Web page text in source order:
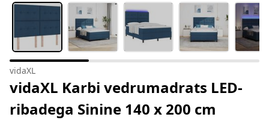
vidaXL
vidaXL Karbi vedrumadrats LED-
ribadega Sinine 140 x 200 cm